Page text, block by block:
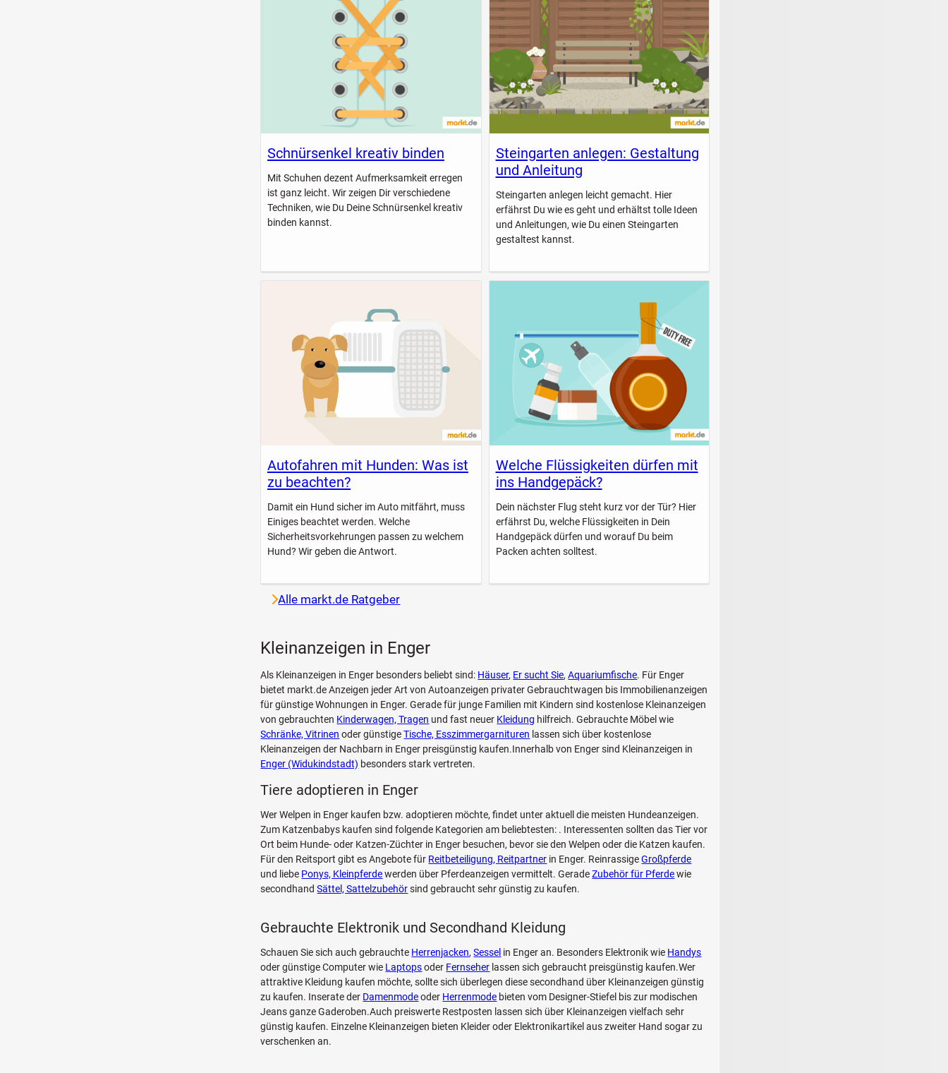
Schnürsenkel kreativ binden
Mit Schuhen dezent Aufmerksamkeit erregen
ist ganz leicht. Wir zeigen Dir verschiedene
Techniken, wie Du Deine Schnürsenkel kreativ
binden kannst.
Steingarten anlegen: Gestaltung
und Anleitung
Steingarten anlegen leicht gemacht. Hier
erfährst Du wie es geht und erhältst tolle Ideen
und Anleitungen, wie Du einen Steingarten
gestaltest kannst.
Autofahren mit Hunden: Was ist
zu beachten?
Damit ein Hund sicher im Auto mitfährt, muss
Einiges beachtet werden. Welche
Sicherheitsvorkehrungen passen zu welchem
Hund? Wir geben die Antwort.
Welche Flüssigkeiten dürfen mit
ins Handgepäck?
Dein nächster Flug steht kurz vor der Tür? Hier
erfährst Du, welche Flüssigkeiten in Dein
Handgepäck dürfen und worauf Du beim
Packen achten solltest.
Alle markt.de Ratgeber
Kleinanzeigen in Enger
Als Kleinanzeigen in Enger besonders beliebt sind: Häuser, Er sucht Sie,Aquariumfische. Für Enger
bietet markt.de Anzeigen jeder Art von Autoanzeigen privater Gebrauchtwagen bis Immobilienanzeigen
für günstige Wohnungen in Enger. Gerade für junge Familien mit Kindern sind kostenlose Kleinanzeigen
von gebrauchten Kinderwagen, Tragen und fast neuer Kleidung hilfreich. Gebrauchte Möbel wie
Schränke, Vitrinen oder günstigeTische, Esszimmergarnituren lassen sich über kostenlose
Kleinanzeigen der Nachbarn in Enger preisgünstig kaufen.Innerhalb von Enger sind Kleinanzeigen in
Enger (Widukindstadt) besonders stark vertreten.
Tiere adoptieren in Enger
Wer Welpen in Enger kaufen bzw. adoptieren möchte, findet unter aktuell die meisten Hundeanzeigen.
Zum Katzenbabys kaufen sind folgende Kategorien am beliebtesten: . Interessenten sollten das Tier vor
Ort beim Hunde- oder Katzen-Züchter in Enger besuchen, bevor sie den Welpen oder die Katzen kaufen.
Für den Reitsport gibt es Angebote für Reitbeteiligung, Reitpartner in Enger. ReinrassigeGroßpferde
und liebe Ponys, Kleinpferdewerden über Pferdeanzeigen vermittelt. GeradeZubehör für Pferdewie
secondhandSättel, Sattelzubehörsind gebraucht sehr günstig zu kaufen.
Gebrauchte Elektronik und Secondhand Kleidung
Schauen Sie sich auch gebrauchte Herrenjacken,Sessel in Enger an. Besonders Elektronik wie Handys
oder günstige Computer wie Laptopsoder Fernseher lassen sich gebraucht preisgünstig kaufen.Wer
attraktive Kleidung kaufen möchte, sollte sich überlegen diese secondhand über Kleinanzeigen günstig
zu kaufen. Inserate der Damenmodeoder Herrenmode bieten vom Designer-Stiefel bis zur modischen
Jeans ganze Gaderoben.Auch preiswerte Restposten lassen sich über Kleinanzeigen vielfach sehr
günstig kaufen. Einzelne Kleinanzeigen bieten Kleider oder Elektronikartikel aus zweiter Hand sogar zu
verschenken an.